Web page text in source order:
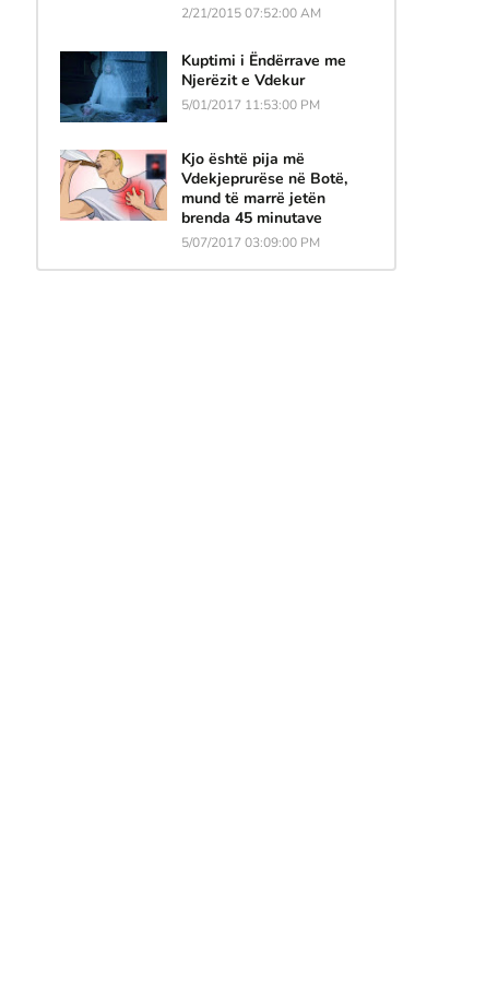
2/21/2015 07:52:00 AM
Kuptimi i Ëndërrave me
Njerëzit e Vdekur
5/01/2017 11:53:00 PM
Kjo është pija më
Vdekjeprurëse në Botë,
mund të marrë jetën
brenda 45 minutave
5/07/2017 03:09:00 PM